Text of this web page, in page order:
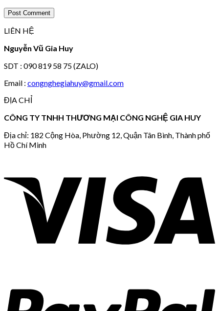
LIÊN HỆ
Nguyễn Vũ Gia Huy
SDT : 090 819 58 75 (ZALO)
Email : congnghegiahuy@gmail.com
ĐỊA CHỈ
CÔNG TY TNHH THƯƠNG MẠI CÔNG NGHỆ GIA HUY
Địa chỉ: 182 Cộng Hòa, Phường 12, Quận Tân Bình, Thành phố
Hồ Chí Minh